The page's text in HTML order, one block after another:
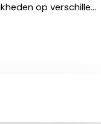
op verschille...